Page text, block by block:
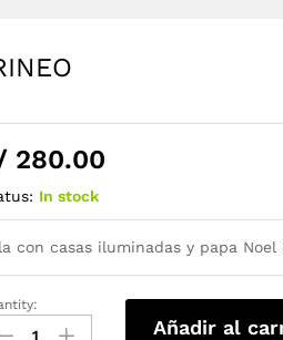
280.00
In stock
con casas iluminadas y papa
Añadir al